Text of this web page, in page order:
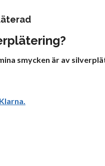
smycken är av
Klarna